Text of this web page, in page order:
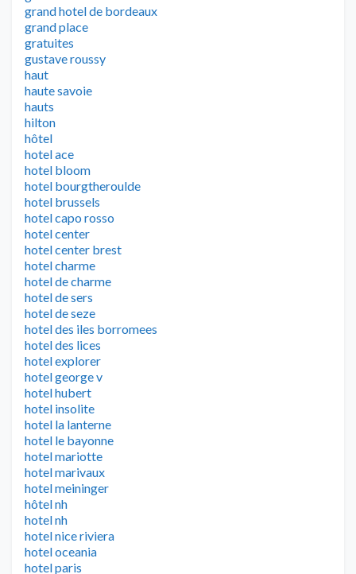
grand hotel de bordeaux
grand place
gratuites
gustave roussy
haut
haute savoie
hauts
hilton
hôtel
hotel ace
hotel bloom
hotel bourgtheroulde
hotel brussels
hotel capo rosso
hotel center
hotel center brest
hotel charme
hotel de charme
hotel de sers
hotel de seze
hotel des iles borromees
hotel des lices
hotel explorer
hotel george v
hotel hubert
hotel insolite
hotel la lanterne
hotel le bayonne
hotel mariotte
hotel marivaux
hotel meininger
hôtel nh
hotel nh
hotel nice riviera
hotel oceania
hotel paris